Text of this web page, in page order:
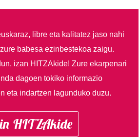
libre eta kalitatez jaso nahi
babesa ezinbestekoa zaigu.
izan HITZAkide!Zure ekarpenari
dagoen tokiko informazio
eta indartzen lagunduko duzu.
HITZAkide